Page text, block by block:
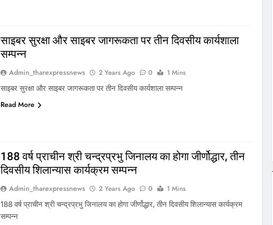
साइबर सुरक्षा और साइबर जागरूकता पर तीन दिवसीय कार्यशाला
सम्पन्न
Admin_tharexpressnews 2 Years Ago 0
1 Mins
साइबर सुरक्षा और साइबर जागरूकता पर तीन दिवसीय कार्यशाला सम्पन्न
Read More
188 वर्ष प्राचीन श्री चन्द्रप्रभु जिनालय का होगा जीर्णोद्धार, तीन
दिवसीय शिलान्यास कार्यक्रम सम्पन्न
Admin_tharexpressnews 2 Years Ago 0
1 Mins
188 वर्ष प्राचीन श्री चन्द्रप्रभु जिनालय का होगा जीर्णोद्धार, तीन दिवसीय शिलान्यास कार्यक्रम
सम्पन्न